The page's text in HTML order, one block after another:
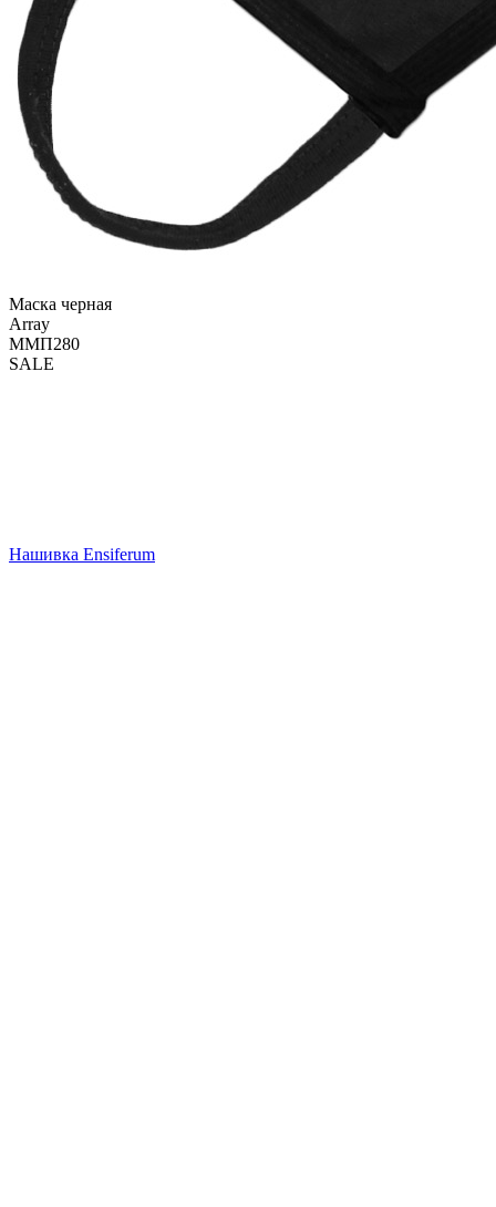
Маска черная
Array
ММП280
SALE
Нашивка Ensiferum